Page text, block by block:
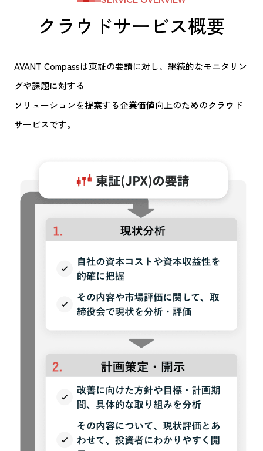
クラウドサービス概要
AVANT Compassは東証の要請に対し、継続的なモニタリン
グや課題に対する
ソリューションを提案する企業価値向上のためのクラウド
サービスです。